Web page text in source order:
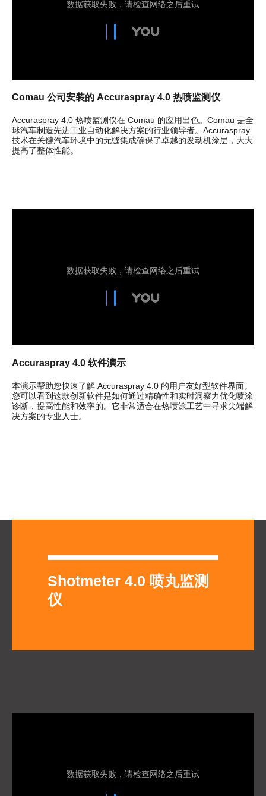
Comau 公司安装的 Accuraspray 4.0 热喷监测仪
Accuraspray 4.0 热喷监测仪在 Comau 的应用出色。Comau 是全
球汽车制造先进工业自动化解决方案的行业领导者。Accuraspray
技术在关键汽车环境中的无缝集成确保了卓越的发动机涂层，大大
提高了整体性能。
Accuraspray 4.0 软件演示
本演示帮助您快速了解 Accuraspray 4.0 的用户友好型软件界面。
您可以看到这款创新软件是如何通过精确性和实时洞察力优化喷涂
诊断，提高性能和效率的。它非常适合在热喷涂工艺中寻求尖端解
决方案的专业人士。
Shotmeter 4.0 喷丸监测
仪